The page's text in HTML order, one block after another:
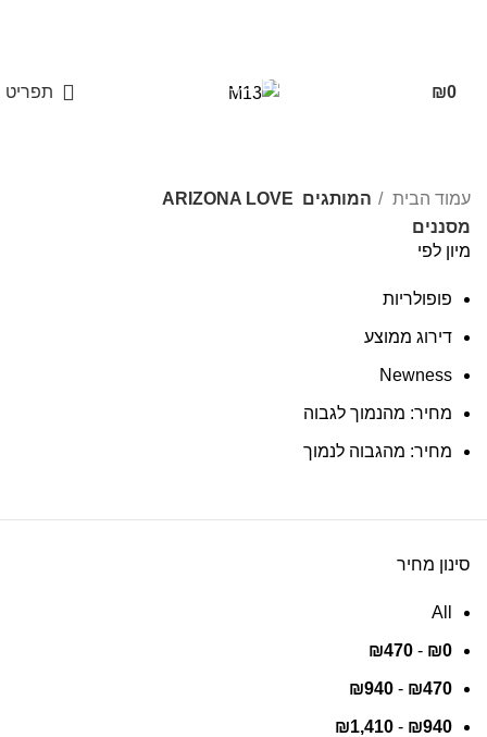
₪0 תפריט
עמוד הבית המותגים ARIZONA LOVE
מסננים
מיון לפי
פופולריות
דירוג ממוצע
Newness
מחיר: מהנמוך לגבוה
מחיר: מהגבוה לנמוך
סינון מחיר
All
₪0
-
₪470
₪470
-
₪940
₪940
-
₪1,410
משלוחים חינם בקנייה מעל 350 ₪